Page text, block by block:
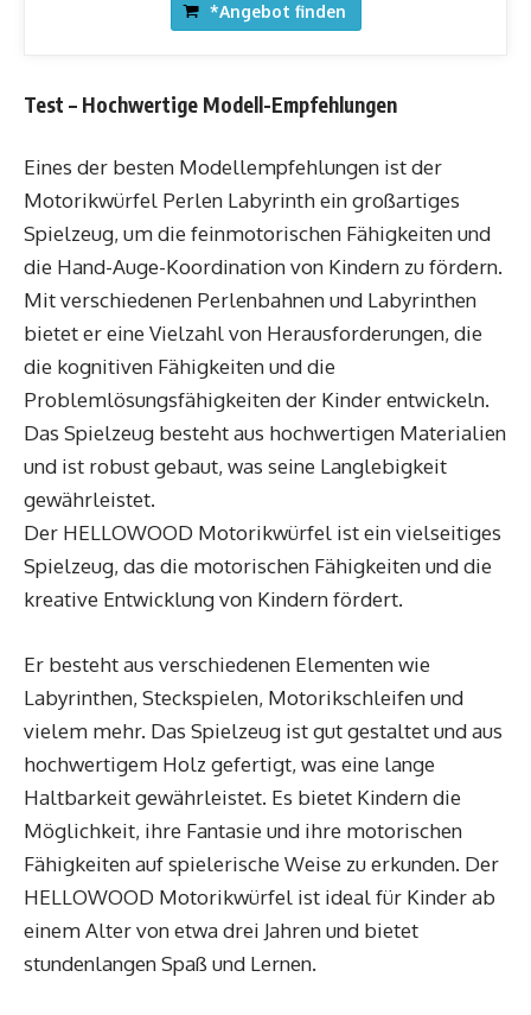
*Angebot finden
Test – Hochwertige Modell-Empfehlungen
Eines der besten Modellempfehlungen ist der
Motorikwürfel Perlen Labyrinth ein großartiges
Spielzeug, um die feinmotorischen Fähigkeiten und
die Hand-Auge-Koordination von Kindern zu fördern.
Mit verschiedenen Perlenbahnen und Labyrinthen
bietet er eine Vielzahl von Herausforderungen, die
die kognitiven Fähigkeiten und die
Problemlösungsfähigkeiten der Kinder entwickeln.
Das Spielzeug besteht aus hochwertigen Materialien
und ist robust gebaut, was seine Langlebigkeit
gewährleistet.
Der HELLOWOOD Motorikwürfel ist ein vielseitiges
Spielzeug, das die motorischen Fähigkeiten und die
kreative Entwicklung von Kindern fördert.
Er besteht aus verschiedenen Elementen wie
Labyrinthen, Steckspielen, Motorikschleifen und
vielem mehr. Das Spielzeug ist gut gestaltet und aus
hochwertigem Holz gefertigt, was eine lange
Haltbarkeit gewährleistet. Es bietet Kindern die
Möglichkeit, ihre Fantasie und ihre motorischen
Fähigkeiten auf spielerische Weise zu erkunden. Der
HELLOWOOD Motorikwürfel ist ideal für Kinder ab
einem Alter von etwa drei Jahren und bietet
stundenlangen Spaß und Lernen.